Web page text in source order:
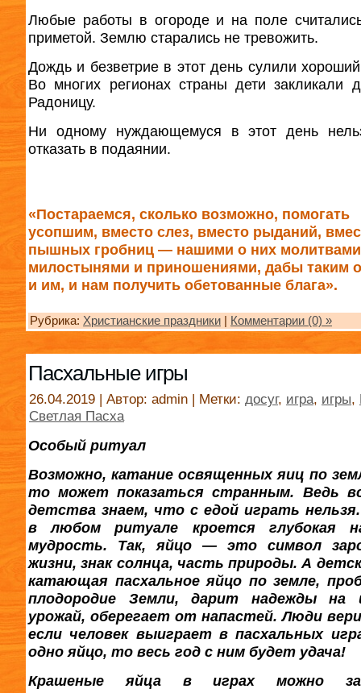
Любые работы в огороде и на поле
приметой. Землю старались не тревожить.
Дождь и безветрие в этот день сулили
Во многих регионах страны дети закликали
Радоницу.
Ни одному нуждающемуся в этот день
отказать в подаянии.
«Постараемся, сколько возможно, помогать
усопшим, вместо слез, вместо рыданий,
пышных гробниц — нашими о них
милостынями и приношениями, дабы таким
и им, и нам получить обетованные блага».
Рубрика: Христианские праздники Комментарии (0) »
Пасхальные игры
26.04.2019 | Автор: admin | Метки: досуг, игра, игры,
Светлая Пасха
Особый ритуал
Возможно, катание освященных яиц по
то может показаться странным. Ведь
детства знаем, что с едой играть
в любом ритуале кроется глубокая
мудрость. Так, яйцо — это символ
жизни, знак солнца, часть природы. А
катающая пасхальное яйцо по земле,
плодородие Земли, дарит надежды на
урожай, оберегает от напастей. Люди
если человек выиграет в пасхальных
одно яйцо, то весь год с ним будет удача!
Крашеные яйца в играх можно